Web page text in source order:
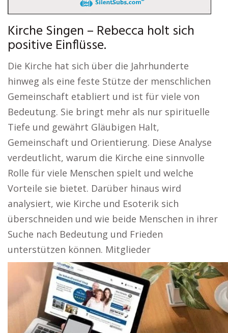
Kirche Singen – Rebecca holt sich
positive Einflüsse.
Die Kirche hat sich über die Jahrhunderte
hinweg als eine feste Stütze der menschlichen
Gemeinschaft etabliert und ist für viele von
Bedeutung. Sie bringt mehr als nur spirituelle
Tiefe und gewährt Gläubigen Halt,
Gemeinschaft und Orientierung. Diese Analyse
verdeutlicht, warum die Kirche eine sinnvolle
Rolle für viele Menschen spielt und welche
Vorteile sie bietet. Darüber hinaus wird
analysiert, wie Kirche und Esoterik sich
überschneiden und wie beide Menschen in ihrer
Suche nach Bedeutung und Frieden
unterstützen können. Mitglieder